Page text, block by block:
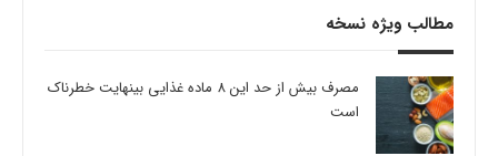
مطالب ویژه نسخه
مصرف بیش از حد این 8 ماده غذایی بینهایت خطرناک
است